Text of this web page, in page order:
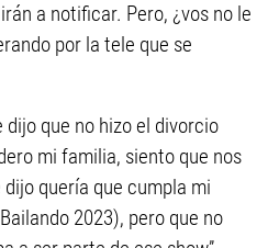
a notificar. Pero, ¿vos no le
por la tele que se
dijo que no hizo el divorcio
mi familia, siento que nos
quería que cumpla mi
2023), pero que no